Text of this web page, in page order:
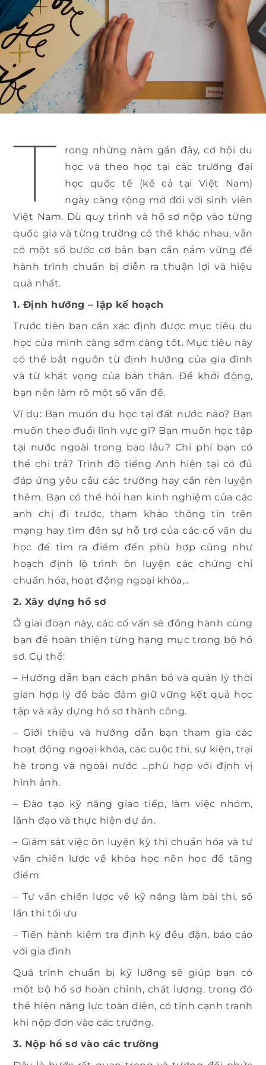
T
rong những năm gần đây, cơ hội du
học và theo học tại các trường đại
học quốc tế (kể cả tại Việt Nam)
ngày càng rộng mở đối với sinh viên
Việt Nam. Dù quy trình và hồ sơ nộp vào từng
quốc gia và từng trường có thể khác nhau, vẫn
có một số bước cơ bản bạn cần nắm vững để
hành trình chuẩn bị diễn ra thuận lợi và hiệu
quả nhất.
1. Định hướng – lập kế hoạch
Trước tiên bạn cần xác định được mục tiêu du
học của mình càng sớm càng tốt. Mục tiêu này
có thể bắt nguồn từ định hướng của gia đình
và từ khát vọng của bản thân. Để khởi động,
bạn nên làm rõ một số vấn đề.
Ví dụ: Bạn muốn du học tại đất nước nào? Bạn
muốn theo đuổi lĩnh vực gì? Bạn muốn học tập
tại nước ngoài trong bao lâu? Chi phí bạn có
thể chi trả? Trình độ tiếng Anh hiện tại có đủ
đáp ứng yêu cầu các trường hay cần rèn luyện
thêm. Bạn có thể hỏi han kinh nghiệm của các
anh chị đi trước, tham khảo thông tin trên
mạng hay tìm đến sự hỗ trợ của các cố vấn du
học để tìm ra điểm đến phù hợp cũng như
hoạch định lộ trình ôn luyện các chứng chỉ
chuẩn hóa, hoạt động ngoại khóa,..
2. Xây dựng hồ sơ
Ở giai đoạn này, các cố vấn sẽ đồng hành cùng
bạn để hoàn thiện từng hạng mục trong bộ hồ
sơ. Cụ thể:
– Hướng dẫn bạn cách phân bổ và quản lý thời
gian hợp lý để bảo đảm giữ vững kết quả học
tập và xây dựng hồ sơ thành công.
– Giới thiệu và hướng dẫn bạn tham gia các
hoạt động ngoại khóa, các cuộc thi, sự kiện, trại
hè trong và ngoài nước …phù hợp với định vị
hình ảnh.
– Đào tạo kỹ năng giao tiếp, làm việc nhóm,
lãnh đạo và thực hiện dự án.
– Giám sát việc ôn luyện kỳ thi chuẩn hóa và tư
vấn chiến lược về khóa học nên học để tăng
điểm
– Tư vấn chiến lược về kỹ năng làm bài thi, số
lần thi tối ưu
– Tiến hành kiểm tra định kỳ đều đặn, báo cáo
với gia đình
Quá trình chuẩn bị kỹ lưỡng sẽ giúp bạn có
một bộ hồ sơ hoàn chỉnh, chất lượng, trong đó
thể hiện năng lực toàn diện, có tính cạnh tranh
khi nộp đơn vào các trường.
3. Nộp hồ sơ vào các trường